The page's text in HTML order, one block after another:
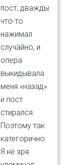
пост, дважды
что-то
нажимал
случайно, и
опера
выкидывала
меня «назад»
и пост
стирался.
Поэтому так
категорично.
Я не зря